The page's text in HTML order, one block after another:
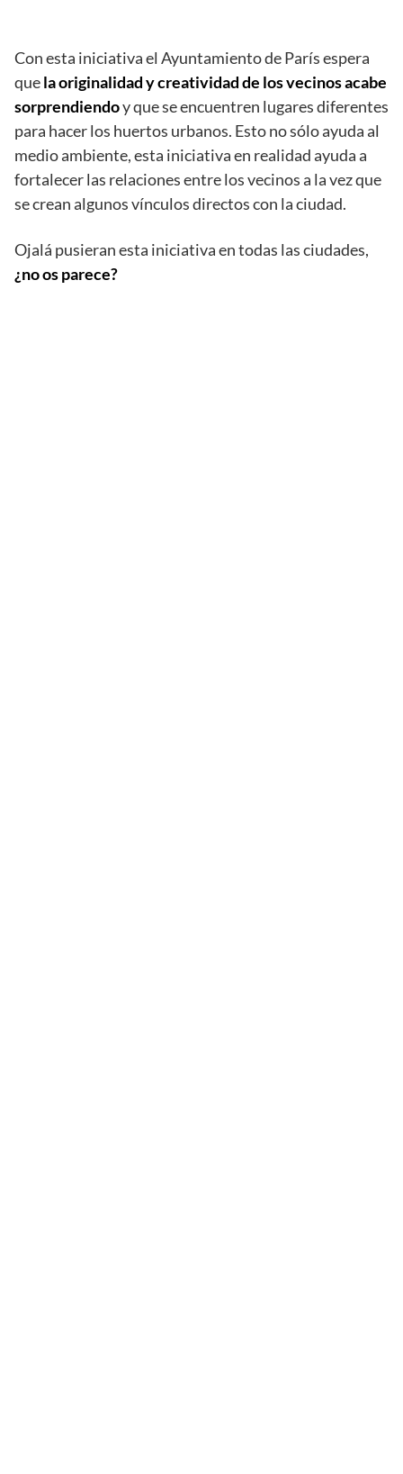
Con esta iniciativa el Ayuntamiento de París espera
quela originalidad y creatividad de los vecinos acabe
sorprendiendoy que se encuentren lugares diferentes
para hacer los huertos urbanos. Esto no sólo ayuda al
medio ambiente, esta iniciativa en realidad ayuda a
fortalecer las relaciones entre los vecinos a la vez que
se crean algunos vínculos directos con la ciudad.
Ojalá pusieran esta iniciativa en todas las ciudades,
¿no os parece?